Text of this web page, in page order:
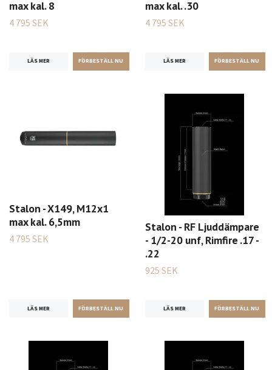
max kal. 8
4 795 SEK
LÄS MER
max kal. .30
4 795 SEK
LÄS MER
Stalon - X149, M12x1
max kal. 6,5mm
4 795 SEK
LÄS MER
Stalon - RF Ljuddämpare
- 1/2-20 unf, Rimfire .17 -
.22
925 SEK
LÄS MER